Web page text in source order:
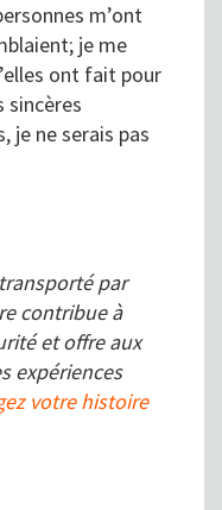
m’ont
je me
ont fait pour
sincères
je ne serais pas
par
contribue à
et offre aux
expériences
votre histoire